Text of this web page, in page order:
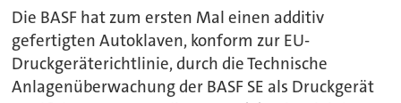
Die BASF hat zum ersten Mal einen additiv
gefertigten Autoklaven, konform zur EU-
Druckgeräterichtlinie, durch die Technische
Anlagenüberwachung der BASF SE als Druckgerät